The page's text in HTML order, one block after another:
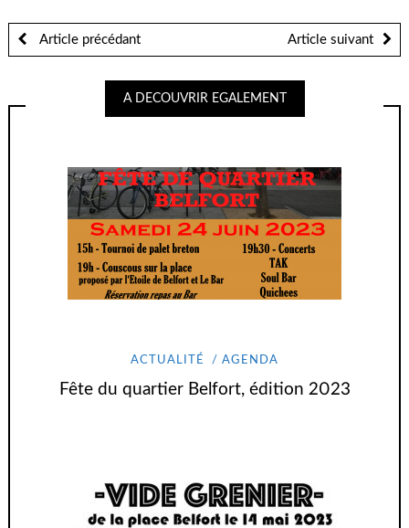
Article précédant Article suivant
A DECOUVRIR EGALEMENT
ACTUALITÉ AGENDA
Fête du quartier Belfort, édition 2023